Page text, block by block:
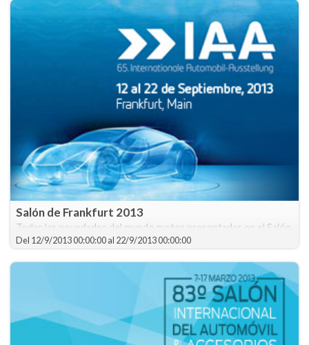
Salón de Frankfurt 2013
Todas las novedades del mundo motor presentadas en el Salón
de Frankfurt.
Del 12/9/2013 00:00:00al 22/9/2013 00:00:00